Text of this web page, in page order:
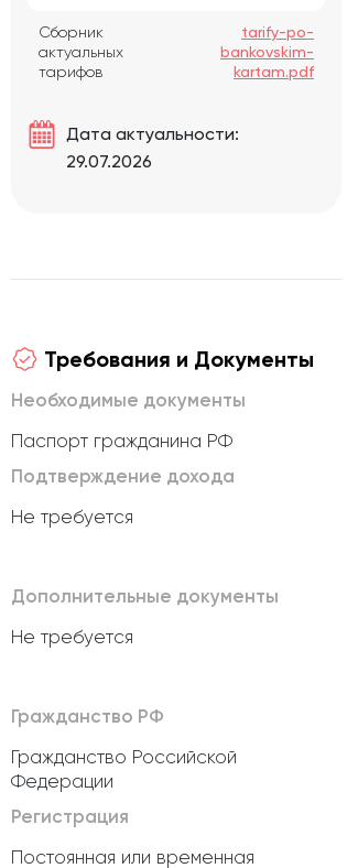
Сборник
актуальных
тарифов
tarify-po-
bankovskim-
kartam.pdf
Дата актуальности:
29.07.2026
Требования и Документы
Необходимые документы
Паспорт гражданина РФ
Подтверждение дохода
Не требуется
Дополнительные документы
Не требуется
Гражданство РФ
Гражданство Российской
Федерации
Регистрация
Постоянная или временная